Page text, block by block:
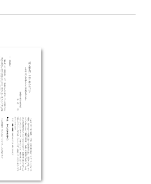
かし、彼らは方法
結局、コミュニケ
ないのである。本
る。